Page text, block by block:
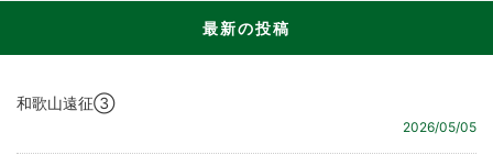
最新の投稿
和歌山遠征③
2026/05/05